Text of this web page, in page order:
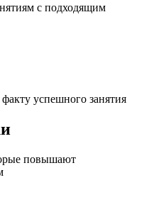
с подходящим
успешного занятия
повышают